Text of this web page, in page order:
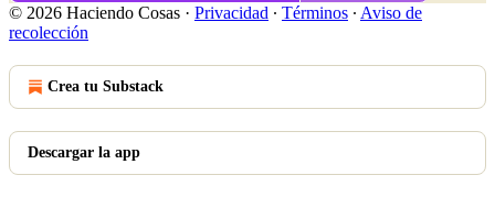
© 2026 Haciendo Cosas · Privacidad ∙ Términos ∙ Aviso de
recolección
Crea tu Substack
Descargar la app